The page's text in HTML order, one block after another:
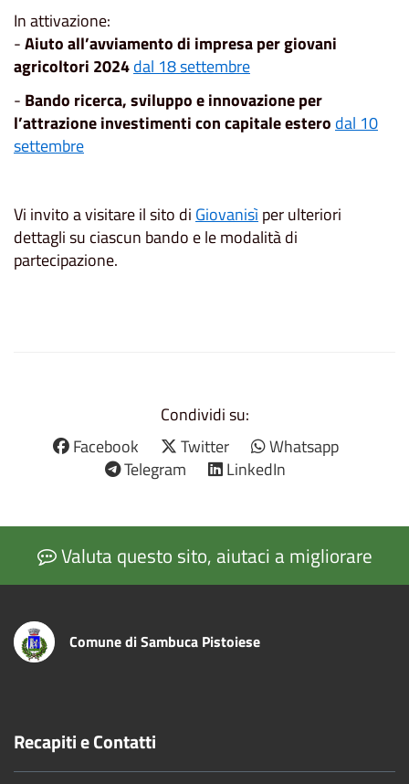
In attivazione:
-Aiuto all’avviamento di impresa per giovani
agricoltori 2024dal 18 settembre
- Bando ricerca, sviluppo e innovazione per
l’attrazione investimenti con capitale estero dal 10
settembre
Vi invito a visitare il sito di Giovanisìper ulteriori
dettagli su ciascun bando e le modalità di
partecipazione.
Condividi su:
Facebook
Twitter
Whatsapp
Telegram
LinkedIn
Valuta questo sito, aiutaci a migliorare
Comune di Sambuca Pistoiese
Recapiti e Contatti